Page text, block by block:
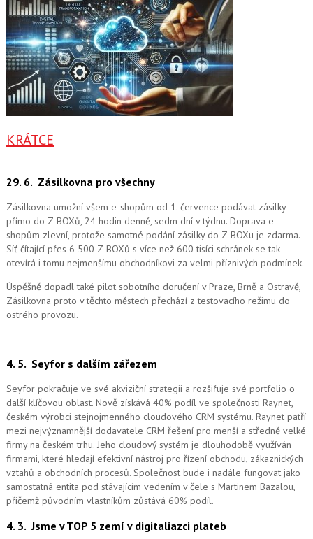
KRÁTCE
29. 6. Zásilkovna pro všechny
Zásilkovna umožní všem e-shopům od 1. července podávat zásilky
přímo do Z-BOXů, 24 hodin denně, sedm dní v týdnu. Doprava e-
shopům zlevní, protože samotné podání zásilky do Z-BOXu je zdarma.
Síť čítající přes 6 500 Z-BOXů s více než 600 tisíci schránek se tak
otevírá i tomu nejmenšímu obchodníkovi za velmi příznivých podmínek.
Úspěšně dopadl také pilot sobotního doručení v Praze, Brně a Ostravě,
Zásilkovna proto v těchto městech přechází z testovacího režimu do
ostrého provozu.
4. 5. Seyfor s dalším zářezem
Seyfor pokračuje ve své akviziční strategii a rozšiřuje své portfolio o
další klíčovou oblast. Nově získává 40% podíl ve společnosti Raynet,
českém výrobci stejnojmenného cloudového CRM systému. Raynet patří
mezi nejvýznamnější dodavatele CRM řešení pro menší a středně velké
firmy na českém trhu. Jeho cloudový systém je dlouhodobě využíván
firmami, které hledají efektivní nástroj pro řízení obchodu, zákaznických
vztahů a obchodních procesů. Společnost bude i nadále fungovat jako
samostatná entita pod stávajícím vedením v čele s Martinem Bazalou,
přičemž původním vlastníkům zůstává 60% podíl.
4. 3.Jsme v TOP 5 zemí v digitaliazci plateb